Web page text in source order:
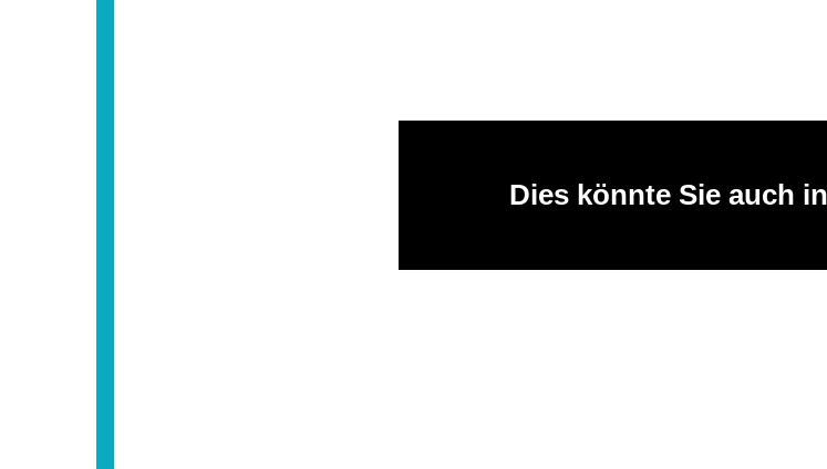
Dies könnte Sie auch